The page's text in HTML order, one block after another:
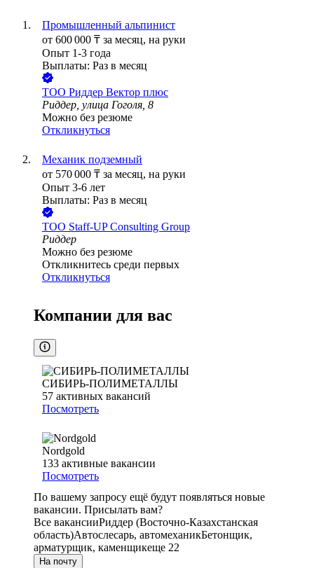
Промышленный альпинист
от 600 000 ₸ за месяц, на руки
Опыт 1-3 года
Выплаты: Раз в месяц
ТОО Риддер Вектор плюс
Риддер, улица Гоголя, 8
Можно без резюме
Откликнуться
Механик подземный
от 570 000 ₸ за месяц, на руки
Опыт 3-6 лет
Выплаты: Раз в месяц
ТОО Staff-UP Consulting Group
Риддер
Можно без резюме
Откликнитесь среди первых
Откликнуться
Компании для вас
СИБИРЬ-ПОЛИМЕТАЛЛЫ
57 активных вакансий
Посмотреть
Nordgold
133 активные вакансии
Посмотреть
По вашему запросу ещё будут появляться новые
вакансии. Присылать вам?
Все вакансииРиддер (Восточно-Казахстанская
область)Автослесарь, автомеханикБетонщик,
арматурщик, каменщикеще 22
На почту